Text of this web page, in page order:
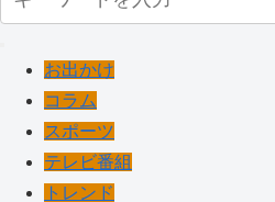
お出かけ
コラム
スポーツ
テレビ番組
トレンド